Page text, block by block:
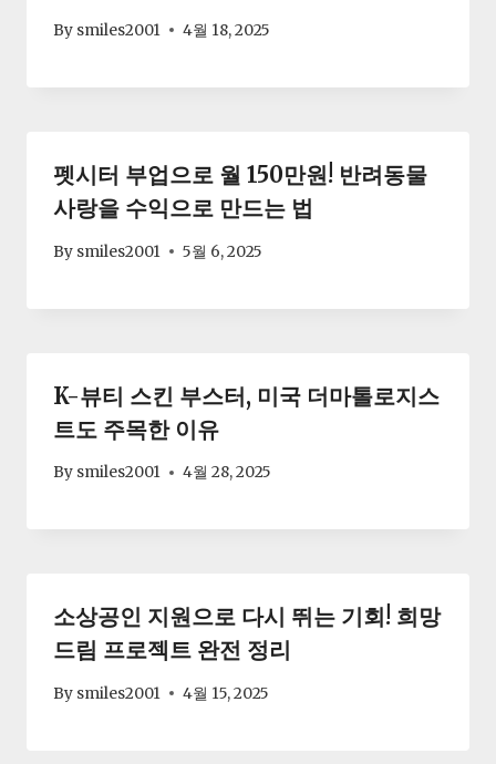
By smiles2001 4월 18, 2025
펫시터 부업으로 월 150만원! 반려동물
사랑을 수익으로 만드는 법
By smiles2001 5월 6, 2025
K-뷰티 스킨 부스터, 미국 더마톨로지스
트도 주목한 이유
By smiles2001 4월 28, 2025
소상공인 지원으로 다시 뛰는 기회! 희망
드림 프로젝트 완전 정리
By smiles2001 4월 15, 2025